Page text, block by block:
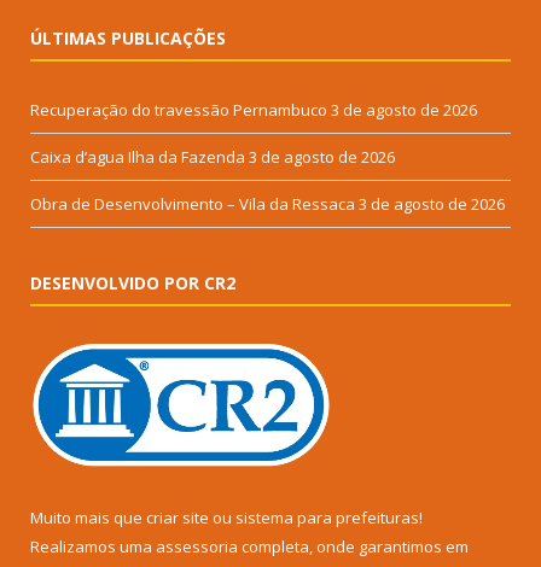
ÚLTIMAS PUBLICAÇÕES
Recuperação do travessão Pernambuco 3 de agosto de 2026
Caixa d’agua Ilha da Fazenda 3 de agosto de 2026
Obra de Desenvolvimento – Vila da Ressaca 3 de agosto de 2026
DESENVOLVIDO POR CR2
Muito mais que criar site ou sistema para prefeituras!
Realizamos uma assessoria completa, onde garantimos em